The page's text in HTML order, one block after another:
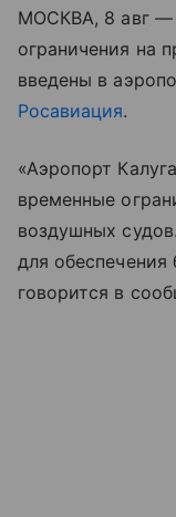
МОСКВА, 8 авг —
ограничения на
введены в
Росавиация.
«Аэропорт
временные
воздушных
для
говорится в